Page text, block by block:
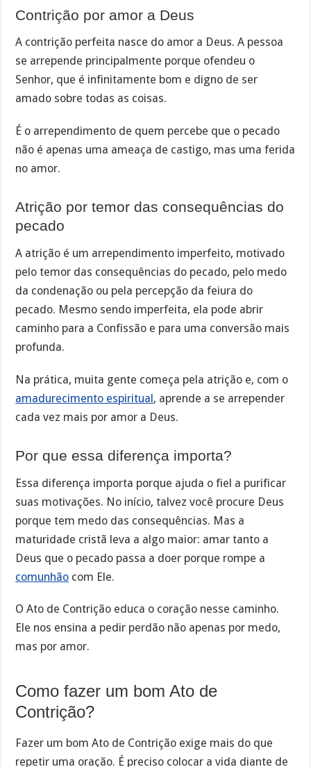
Contrição por amor a Deus
A contrição perfeita nasce do amor a Deus. A pessoa
se arrepende principalmente porque ofendeu o
Senhor, que é infinitamente bom e digno de ser
amado sobre todas as coisas.
É o arrependimento de quem percebe que o pecado
não é apenas uma ameaça de castigo, mas uma ferida
no amor.
Atrição por temor das consequências do
pecado
A atrição é um arrependimento imperfeito, motivado
pelo temor das consequências do pecado, pelo medo
da condenação ou pela percepção da feiura do
pecado. Mesmo sendo imperfeita, ela pode abrir
caminho para a Confissão e para uma conversão mais
profunda.
Na prática, muita gente começa pela atrição e, com o
amadurecimento espiritual, aprende a se arrepender
cada vez mais por amor a Deus.
Por que essa diferença importa?
Essa diferença importa porque ajuda o fiel a purificar
suas motivações. No início, talvez você procure Deus
porque tem medo das consequências. Mas a
maturidade cristã leva a algo maior: amar tanto a
Deus que o pecado passa a doer porque rompe a
comunhão com Ele.
O Ato de Contrição educa o coração nesse caminho.
Ele nos ensina a pedir perdão não apenas por medo,
mas por amor.
Como fazer um bom Ato de
Contrição?
Fazer um bom Ato de Contrição exige mais do que
repetir uma oração. É preciso colocar a vida diante de